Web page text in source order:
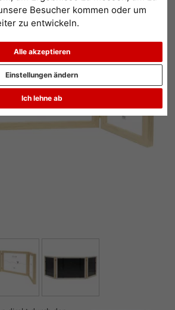
Besucher kommen oder um
zu entwickeln.
Alle akzeptieren
Ich lehne ab
Einstellungen ändern